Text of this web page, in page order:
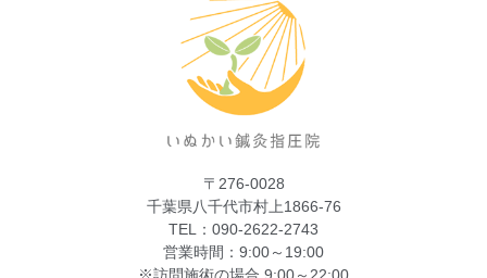
〒276-0028
千葉県八千代市村上1866-76
TEL：090-2622-2743
営業時間：9:00～19:00